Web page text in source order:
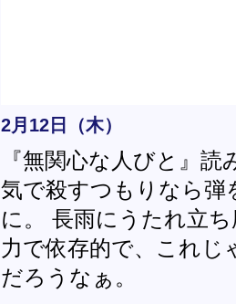
2月12日（木）
『無関心な人びと』
気で殺すつもりなら
に。 長雨にうたれ立
力で依存的で、これ
だろうなぁ。